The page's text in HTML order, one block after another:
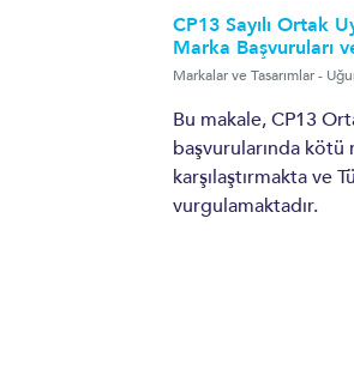
CP13 Sayılı Ortak
Marka Başvuruları
Markalar ve Tasarımlar-
Bu makale, CP13
başvurularında kötü
karşılaştırmakta ve
vurgulamaktadır.